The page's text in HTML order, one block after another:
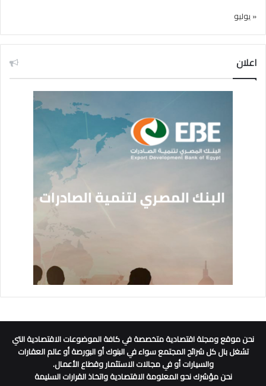
« يوليو
اعلان
نحن موقع ومجلة اقتصادية متخصصة في كافة الموضوعات الاقتصادية التي
تشغل بال كل شرائح المجتمع سواء في البنوك أو البورصة أو عالم العقارات
والسيارات أو في مجالات الاستثمار وقطاع الأعمال.
نحن مؤشرك نحو المعلومة الاقتصادية واتخاذ القرارات السليمة